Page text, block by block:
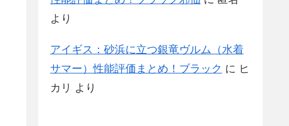
より
アイギス：砂浜に立つ銀竜ヴルム（水着
サマー）性能評価まとめ！ブラック に ヒ
カリ より